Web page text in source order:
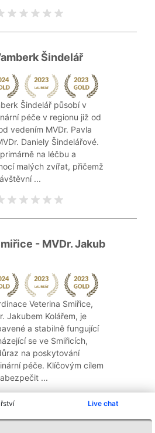
Live chat
Šindelář
Šindelář působí v
péče v regionu již od
vedením MVDr. Pavla
Daniely Šindelářové.
na léčbu a
malých zvířat, přičemž
...
- MVDr. Jakub
Veterina Smiřice,
Jakubem Kolářem, je
a stabilně fungující
se ve Smiřicích,
na poskytování
péče. Klíčovým cílem
...